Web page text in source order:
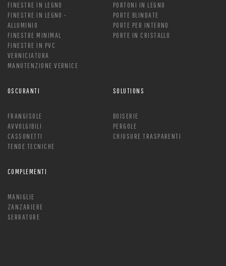
FINESTRE IN LEGNO
FINESTRE IN LEGNO -
ALLUMINIO
FINESTRE MINIMAL
FINESTRE IN PVC
VERNICIATURA
MANUTENZIONE VERNICE
PORTONI IN LEGNO
PORTE BLINDATE
PORTE PER INTERNO
PORTE IN CRISTALLO
OSCURANTI
FRANGISOLE
AVVOLGIBILI
CASSONETTI
TENDE TECNICHE
SOLUTIONS
BOISERIE
PERGOLE
CHIUSURE TRASPARENTI
COMPLEMENTI
MANIGLIE
ZANZARIERE
SERRATURE